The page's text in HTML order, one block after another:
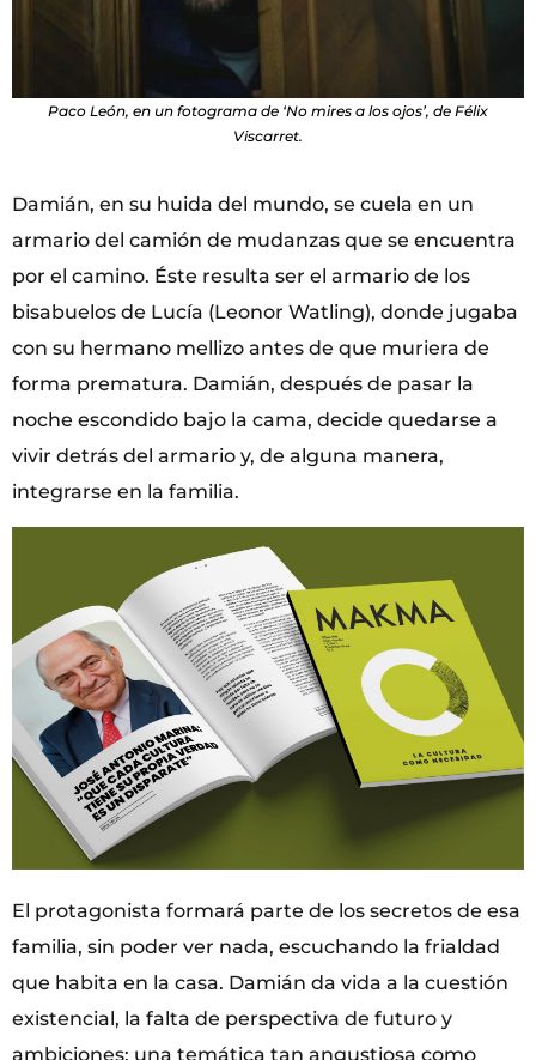
Paco León, en un fotograma de ‘No mires a los ojos’, de Félix
Viscarret.
Damián, en su huida del mundo, se cuela en un
armario del camión de mudanzas que se encuentra
por el camino. Éste resulta ser el armario de los
bisabuelos de Lucía (Leonor Watling), donde jugaba
con su hermano mellizo antes de que muriera de
forma prematura. Damián, después de pasar la
noche escondido bajo la cama, decide quedarse a
vivir detrás del armario y, de alguna manera,
integrarse en la familia.
El protagonista formará parte de los secretos de esa
familia, sin poder ver nada, escuchando la frialdad
que habita en la casa. Damián da vida a la cuestión
existencial, la falta de perspectiva de futuro y
ambiciones; una temática tan angustiosa como